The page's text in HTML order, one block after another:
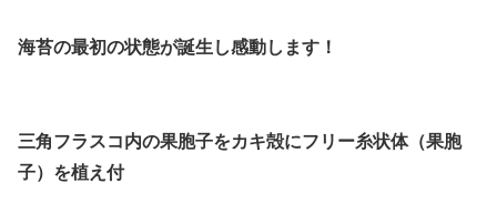
海苔の最初の状態が誕生し感動します！
三角フラスコ内の果胞子をカキ殻にフリー糸状体（果胞
子）を植え付